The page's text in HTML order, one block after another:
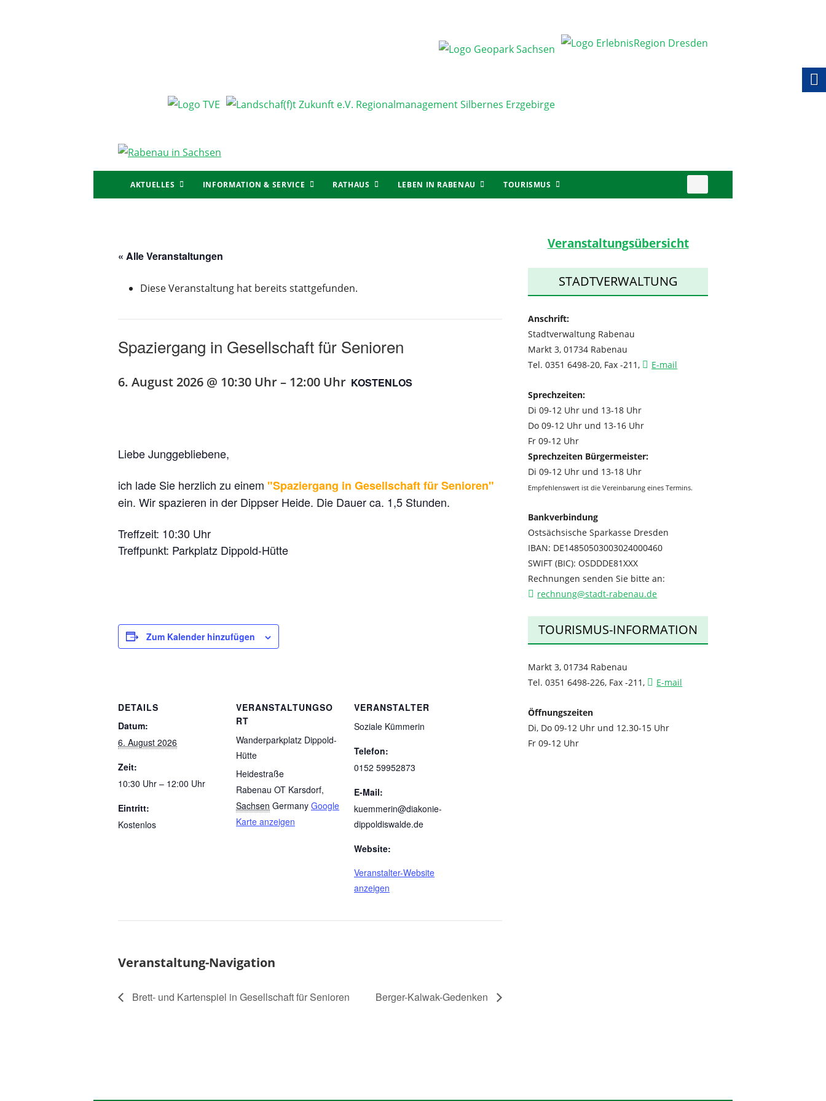
Primary
AKTUELLES INFORMATION & SERVICE RATHAUS LEBEN IN RABENAU TOURISMUS
Suchen
« Alle Veranstaltungen
Diese Veranstaltung hat bereits stattgefunden.
Spaziergang in Gesellschaft für Senioren
6. August 2026 @ 10:30 Uhr– 12:00 Uhr KOSTENLOS
Liebe Junggebliebene,
ich lade Sie herzlich zu einem "Spaziergang in Gesellschaft für Senioren"
ein. Wir spazieren in der Dippser Heide. Die Dauer ca. 1,5 Stunden.
Treffzeit: 10:30 Uhr
Treffpunkt: Parkplatz Dippold-Hütte
Zum Kalender hinzufügen
DETAILS
Datum:
6. August 2026
Zeit:
10:30 Uhr – 12:00 Uhr
Eintritt:
Kostenlos
VERANSTALTUNGSO
RT
Wanderparkplatz Dippold-
Hütte
Heidestraße
Rabenau OT Karsdorf,
Sachsen Germany Google
Karte anzeigen
VERANSTALTER
Soziale Kümmerin
Telefon:
0152 59952873
E-Mail:
kuemmerin@diakonie-
dippoldiswalde.de
Website:
Veranstalter-Website
anzeigen
Veranstaltung-Navigation
Brett- und Kartenspiel in Gesellschaft für Senioren Berger-Kalwak-Gedenken
Haupt-
Seitenleiste
Veranstaltungsübersicht
STADTVERWALTUNG
Anschrift:
Stadtverwaltung Rabenau
Markt 3, 01734 Rabenau
Tel. 0351 6498-20, Fax -211,
E-mail
Sprechzeiten:
Di 09-12 Uhr und 13-18 Uhr
Do 09-12 Uhr und 13-16 Uhr
Fr 09-12 Uhr
Sprechzeiten Bürgermeister:
Di 09-12 Uhr und 13-18 Uhr
Empfehlenswert ist die Vereinbarung eines Termins.
Bankverbindung
Ostsächsische Sparkasse Dresden
IBAN: DE14850503003024000460
SWIFT (BIC): OSDDDE81XXX
Rechnungen senden Sie bitte an:
rechnung@stadt-rabenau.de
TOURISMUS-INFORMATION
Markt 3, 01734 Rabenau
Tel. 0351 6498-226, Fax -211,
E-mail
Öffnungszeiten
Di, Do 09-12 Uhr und 12.30-15 Uhr
Fr 09-12 Uhr